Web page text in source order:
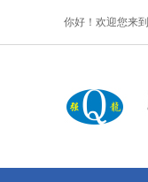
你好！欢迎您来到